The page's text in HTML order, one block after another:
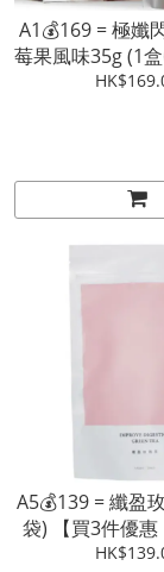
A1💰169 = 極孅
莓果風味35g (1盒
件優惠，同價
A5💰139 = 纖盈
袋) 【買3件優惠
混搭